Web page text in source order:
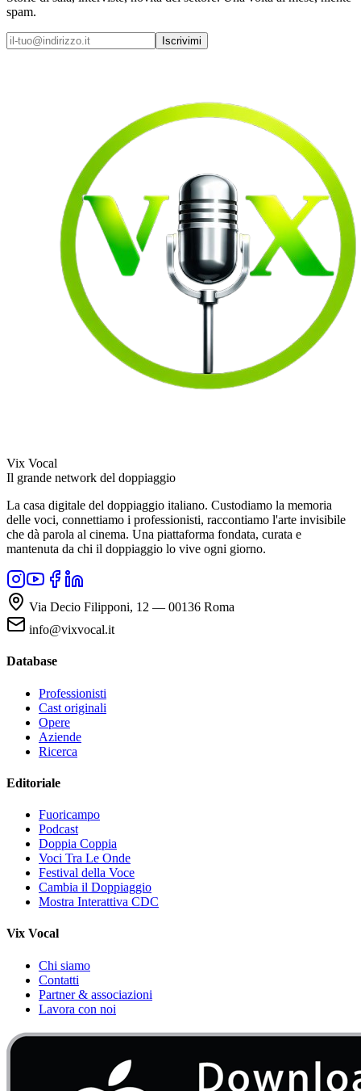
spam.
Iscrivimi
Vix Vocal
Il grande network del doppiaggio
La casa digitale del doppiaggio italiano. Custodiamo la memoria
delle voci, connettiamo i professionisti, raccontiamo l'arte invisibile
che dà parola al cinema. Una piattaforma fondata, curata e
mantenuta da chi il doppiaggio lo vive ogni giorno.
Via Decio Filipponi, 12 — 00136 Roma
info@vixvocal.it
Database
Professionisti
Cast originali
Opere
Aziende
Ricerca
Editoriale
Fuoricampo
Podcast
Doppia Coppia
Voci Tra Le Onde
Festival della Voce
Cambia il Doppiaggio
Mostra Interattiva CDC
Vix Vocal
Chi siamo
Contatti
Partner & associazioni
Lavora con noi